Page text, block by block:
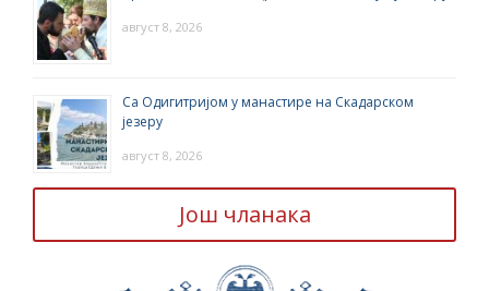
август 8, 2026
Са Одигитријом у манастире на Скадарском
језеру
август 8, 2026
Још чланака